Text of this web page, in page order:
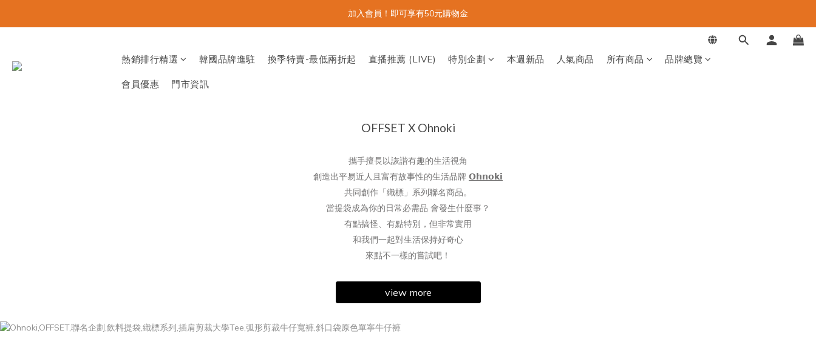
加入會員！即可享有50元購物金
熱銷排行精選 韓國品牌進駐 換季特賣-最低兩折起 直播推薦 (LIVE) 特別企劃 本週新品 人氣商品 所有商品 品牌總覽
會員優惠 門市資訊
OFFSET X Ohnoki
攜手擅長以詼諧有趣的生活視角
創造出平易近人且富有故事性的生活品牌 𝗢𝗵𝗻𝗼𝗸𝗶
共同創作「織標」系列聯名商品。
當提袋成為你的日常必需品 會發生什麼事？
有點搞怪、有點特別，但非常實用
和我們一起對生活保持好奇心
來點不一樣的嘗試吧！
view more